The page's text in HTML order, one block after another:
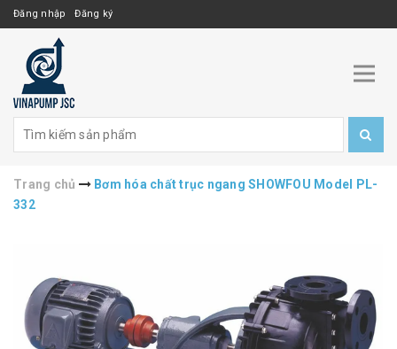
Đăng nhập Đăng ký
Trang chủ
Bơm hóa chất trục ngang SHOWFOU Model PL-
332